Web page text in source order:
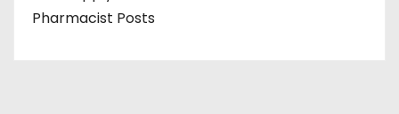
Pharmacist Posts